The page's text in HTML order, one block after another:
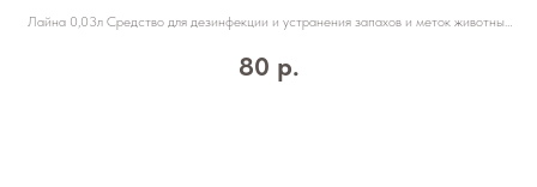
140шт/тр.кор
Лайна 0,03л Средство для дезинфекции и устранения запахов и меток животных
80 р.